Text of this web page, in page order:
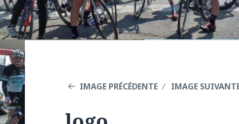
IMAGE PRÉCÉDENTE IMAGE